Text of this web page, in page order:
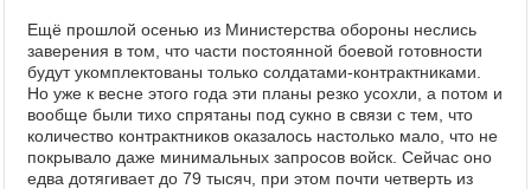
Ещё прошлой осенью из Министерства обороны неслись
заверения в том, что части постоянной боевой готовности
будут укомплектованы только солдатами-контрактниками.
Но уже к весне этого года эти планы резко усохли, а потом и
вообще были тихо спрятаны под сукно в связи с тем, что
количество контрактников оказалось настолько мало, что не
покрывало даже минимальных запросов войск. Сейчас оно
едва дотягивает до 79 тысяч, при этом почти четверть из